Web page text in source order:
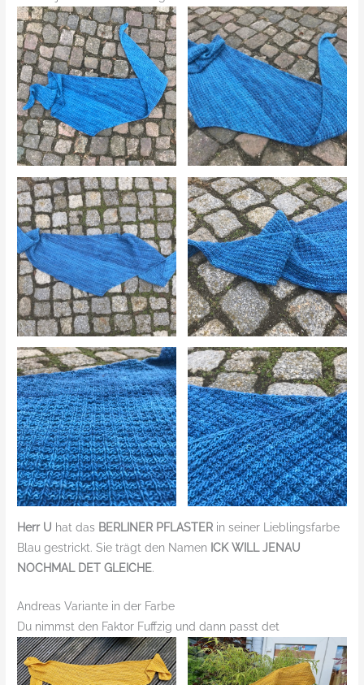
Herr U hat das BERLINER PFLASTER in seiner Lieblingsfarbe
Blau gestrickt. Sie trägt den Namen ICK WILL JENAU
NOCHMAL DET GLEICHE.
Andreas Variante in der Farbe
Du nimmst den Faktor Fuffzig und dann passt det